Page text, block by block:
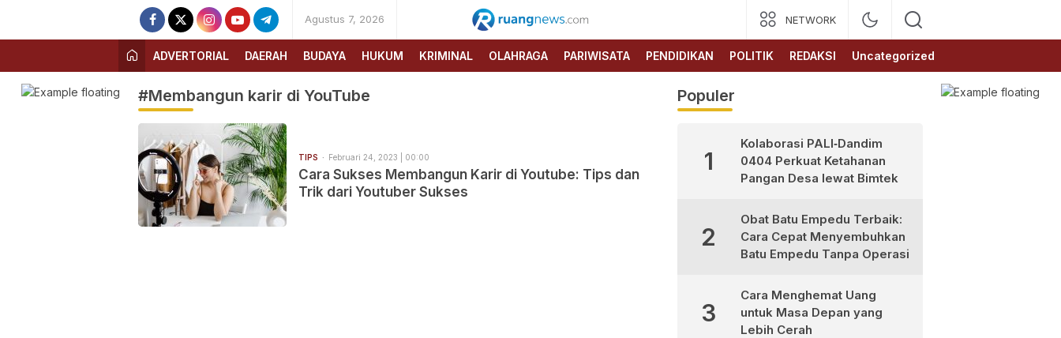
Agustus 7, 2026
RUANG
NEWS
NETWORK
ADVERTORIAL DAERAH BUDAYA HUKUM KRIMINAL OLAHRAGA PARIWISATA PENDIDIKAN POLITIK REDAKSI Uncategorized
#Membangun karir di YouTube
TIPS Februari 24, 2023 | 00:00
Cara Sukses Membangun Karir di Youtube: Tips dan
Trik dari Youtuber Sukses
Populer
1
Kolaborasi PALI‑Dandim
0404 Perkuat Ketahanan
Pangan Desa lewat Bimtek
2
Obat Batu Empedu Terbaik:
Cara Cepat Menyembuhkan
Batu Empedu Tanpa Operasi
3
Cara Menghemat Uang
untuk Masa Depan yang
Lebih Cerah